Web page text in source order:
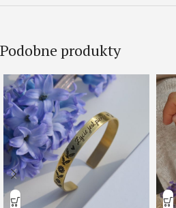
Podobne produkty